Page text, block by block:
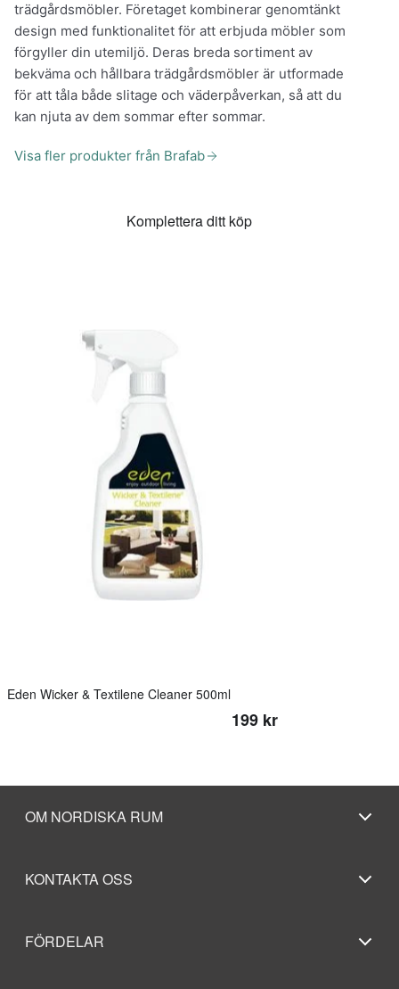
trädgårdsmöbler. Företaget kombinerar genomtänkt
design med funktionalitet för att erbjuda möbler som
förgyller din utemiljö. Deras breda sortiment av
bekväma och hållbara trädgårdsmöbler är utformade
för att tåla både slitage och väderpåverkan, så att du
kan njuta av dem sommar efter sommar.
Visa fler produkter från Brafab
Komplettera ditt köp
Eden Wicker & Textilene Cleaner 500ml
199 kr
OM NORDISKA RUM
KONTAKTA OSS
FÖRDELAR